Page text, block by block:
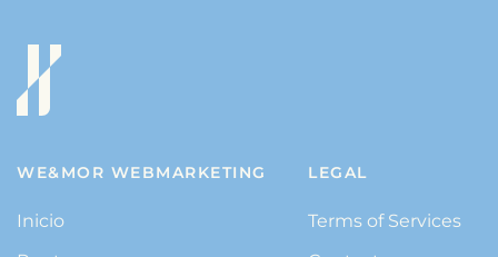
WE&MOR WEBMARKETING
Inicio
LEGAL
Terms of Services